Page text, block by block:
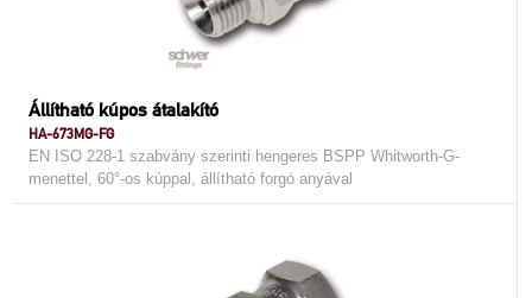
Állítható kúpos átalakító
HA-673MG-FG
EN ISO 228-1 szabvány szerinti hengeres BSPP Whitworth-G-
menettel, 60°-os kúppal, állítható forgó anyával